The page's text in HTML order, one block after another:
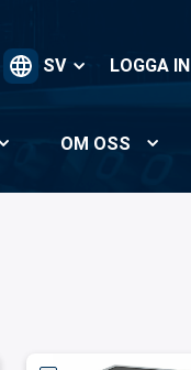
SV LOGGA IN
OM OSS